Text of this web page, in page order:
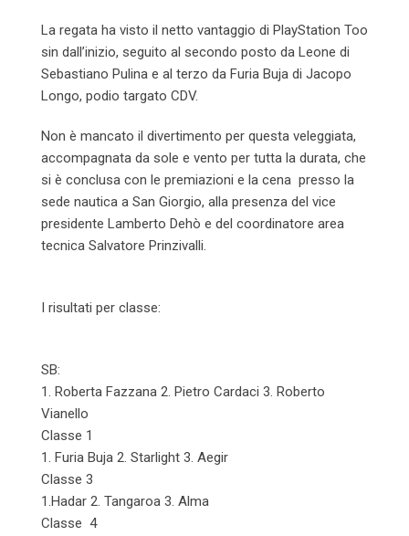
La regata ha visto il netto vantaggio di PlayStation Too
sin dall’inizio, seguito al secondo posto da Leone di
Sebastiano Pulina e al terzo da Furia Buja di Jacopo
Longo, podio targato CDV.
Non è mancato il divertimento per questa veleggiata,
accompagnata da sole e vento per tutta la durata, che
si è conclusa con le premiazioni e la cena presso la
sede nautica a San Giorgio, alla presenza del vice
presidente Lamberto Dehò e del coordinatore area
tecnica Salvatore Prinzivalli.
I risultati per classe:
SB:
1. Roberta Fazzana 2. Pietro Cardaci 3. Roberto
Vianello
Classe 1
1. Furia Buja 2. Starlight 3. Aegir
Classe 3
1.Hadar 2. Tangaroa 3. Alma
Classe 4